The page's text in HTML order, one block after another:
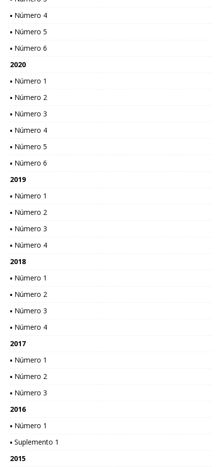
▪ Número 4
▪ Número 5
▪ Número 6
2020
▪ Número 1
▪ Número 2
▪ Número 3
▪ Número 4
▪ Número 5
▪ Número 6
2019
▪ Número 1
▪ Número 2
▪ Número 3
▪ Número 4
2018
▪ Número 1
▪ Número 2
▪ Número 3
▪ Número 4
2017
▪ Número 1
▪ Número 2
▪ Número 3
2016
▪ Número 1
▪ Suplemento 1
2015